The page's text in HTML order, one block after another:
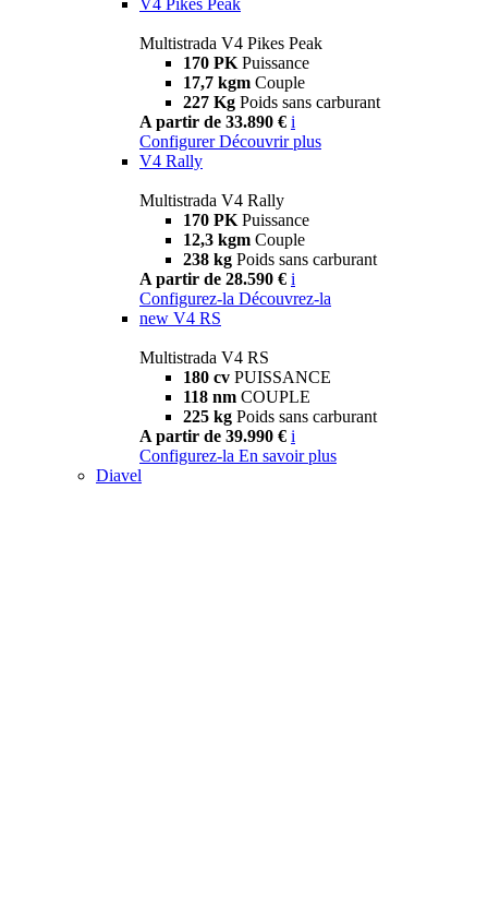
Multistrada V4 Pikes Peak
170 PK Puissance
17,7 kgm Couple
227 Kg Poids sans carburant
A partir de 33.890 € i
Configurer Découvrir plus
V4 Rally
Multistrada V4 Rally
170 PK Puissance
12,3 kgm Couple
238 kg Poids sans carburant
A partir de 28.590 € i
Configurez-la Découvrez-la
new V4 RS
Multistrada V4 RS
180 cv PUISSANCE
118 nm COUPLE
225 kg Poids sans carburant
A partir de 39.990 € i
Configurez-la En savoir plus
Diavel